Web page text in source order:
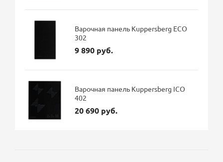
Варочная панель Kuppersberg ECO
302
9 890 руб.
Варочная панель Kuppersberg ICO
402
20 690 руб.